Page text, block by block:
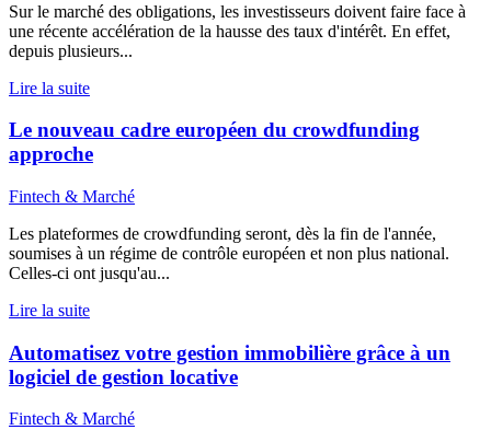
Sur le marché des obligations, les investisseurs doivent faire face à
une récente accélération de la hausse des taux d'intérêt. En effet,
depuis plusieurs...
Lire la suite
Le nouveau cadre européen du crowdfunding
approche
Fintech & Marché
Les plateformes de crowdfunding seront, dès la fin de l'année,
soumises à un régime de contrôle européen et non plus national.
Celles-ci ont jusqu'au...
Lire la suite
Automatisez votre gestion immobilière grâce à un
logiciel de gestion locative
Fintech & Marché